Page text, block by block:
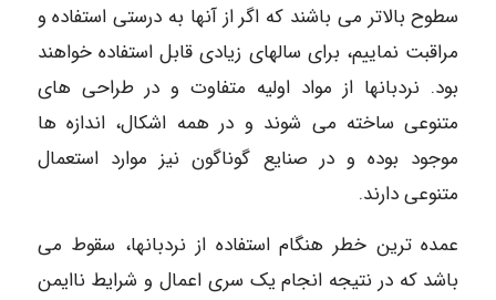
سطوح بالاتر می باشند که اگر از آنها به درستی استفاده و
مراقبت نماییم، برای سالهای زیادی قابل استفاده خواهند
بود. نردبانها از مواد اولیه متفاوت و در طراحی های
متنوعی ساخته می شوند و در همه اشکال، اندازه ها
موجود بوده و در صنایع گوناگون نیز موارد استعمال
متنوعی دارند.
عمده ترین خطر هنگام استفاده از نردبانها، سقوط می
باشد که در نتیجه انجام یک سری اعمال و شرایط ناایمن